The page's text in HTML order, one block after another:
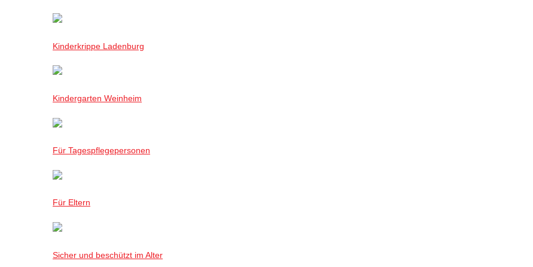
Kinderkrippe Ladenburg
Kindergarten Weinheim
Für Tagespflegepersonen
Für Eltern
Sicher und beschützt im Alter